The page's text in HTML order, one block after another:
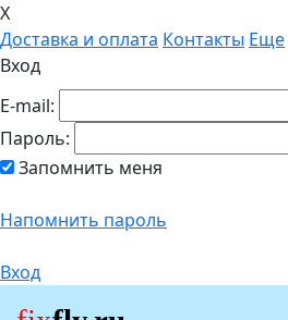
X
Доставка и оплата Контакты Еще
Вход
E-mail:
Пароль:
Запомнить меня
Напомнить пароль
Вход